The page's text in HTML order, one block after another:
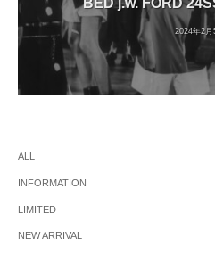
2024年2月
ALL
INFORMATION
LIMITED
NEW ARRIVAL